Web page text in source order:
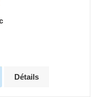
Détails